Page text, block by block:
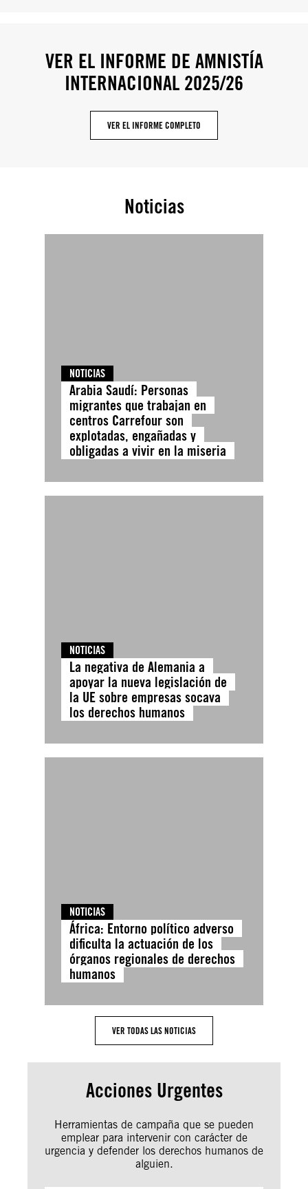
VER EL INFORME DE AMNISTÍA
INTERNACIONAL 2025/26
VER EL INFORME COMPLETO
Noticias
NOTICIAS
Arabia Saudí: Personas
migrantes que trabajan en
centros Carrefour son
explotadas, engañadas y
obligadas a vivir en la miseria
NOTICIAS
La negativa de Alemania a
apoyar la nueva legislación de
la UE sobre empresas socava
los derechos humanos
NOTICIAS
África: Entorno político adverso
dificulta la actuación de los
órganos regionales de derechos
humanos
VER TODAS LAS NOTICIAS
Acciones Urgentes
Herramientas de campaña que se pueden
emplear para intervenir con carácter de
urgencia y defender los derechos humanos de
alguien.